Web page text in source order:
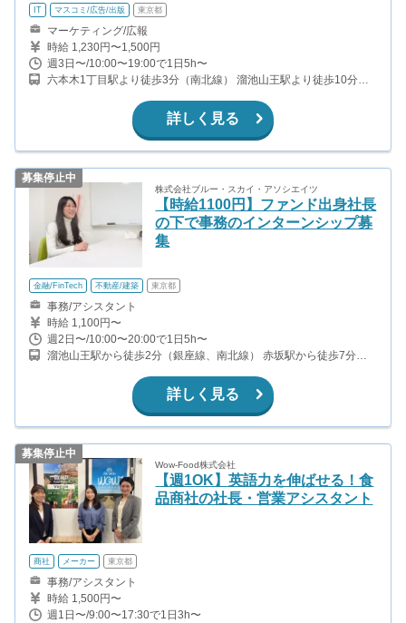
IT マスコミ/広告/出版 東京都
マーケティング/広報
時給 1,230円〜1,500円
週3日〜/10:00〜19:00で1日5h〜
六本木1丁目駅より徒歩3分（南北線） 溜池山王駅より徒歩10分
詳しく見る
募集停止中
株式会社ブルー・スカイ・アソシエイツ
【時給1100円】ファンド出身社長
の下で事務のインターンシップ募
集
金融/FinTech 不動産/建築 東京都
事務/アシスタント
時給 1,100円〜
週2日〜/10:00〜20:00で1日5h〜
溜池山王駅から徒歩2分（銀座線、南北線） 赤坂駅から徒歩7分
詳しく見る
募集停止中
Wow-Food株式会社
【週1OK】英語力を伸ばせる！食
品商社の社長・営業アシスタント
商社 メーカー 東京都
事務/アシスタント
時給 1,500円〜
週1日〜/9:00〜17:30で1日3h〜